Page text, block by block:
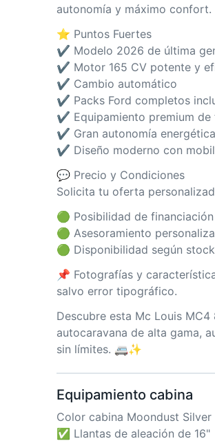
autonomía y máximo confort.
⭐ Puntos Fuertes
✔ Modelo 2026 de última
✔ Motor 165 CV potente y
✔ Cambio automático
✔ Packs Ford completos
✔ Equipamiento premium de
✔ Gran autonomía
✔ Diseño moderno con
💬 Precio y Condiciones
Solicita tu oferta
🟢 Posibilidad de
🟢 Asesoramiento
🟢 Disponibilidad según stock
📌 Fotografías y
salvo error tipográfico.
Descubre esta Mc Louis
autocaravana de alta gama,
sin límites. 🚐✨
Equipamiento cabina
Color cabina Moondust Silver
✅ Llantas de aleación de 16"